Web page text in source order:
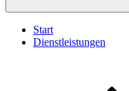
Start
Dienstleistungen